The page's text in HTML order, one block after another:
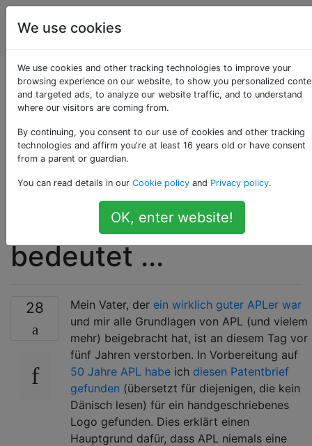
Programmierrätsel
& Code Golf
Einfachere
Kommunikation
bedeutet schnelleres
Codieren bedeutet
weniger Codierer
bedeutet ...
28 Mein Vater, der ein wirklich guter APLer war
und mir alle Grundlagen von APL (und vielem
mehr) beigebracht hat, ist an diesem Tag vor
fünf Jahren verstorben. In Vorbereitung auf
50 Jahre APL habe ich diesen Patentbrief
gefunden (übersetzt für diejenigen, die kein
Dänisch lesen) für ein handgeschriebenes
Logo gefunden. Dies erklärt einen
Hauptgrund dafür, dass APL niemals eine
We use cookies
We use cookies and other tracking technologies to improve your
browsing experience on our website, to show you personalized
and targeted ads, to analyze our website traffic, and to understand
where our visitors are coming from.
By continuing, you consent to our use of cookies and other tracking
technologies and affirm you're at least 16 years old or have consent
from a parent or guardian.
You can read details in our Cookie policy and Privacy policy.
OK, enter website!